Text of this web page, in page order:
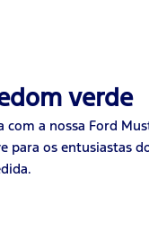
verde
a nossa Ford
para os entusiastas